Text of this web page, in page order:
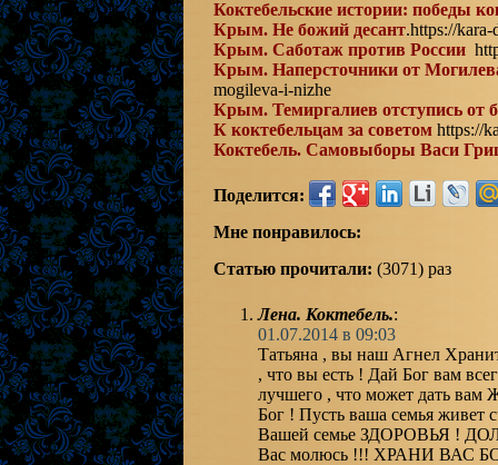
Коктебельские истории: победы
Крым. Не божий десант.https://
Крым. Саботаж против России
Крым. Наперсточники от
mogileva-i-nizhe
Крым. Темиргалиев отступись от
К коктебельцам за советомhttps://
Коктебель. Самовыборы Васи
Поделится:
Мне понравилось:
Статью прочитали: (3071) раз
Лена. Коктебель.:
01.07.2014 в 09:03
Татьяна , вы наш Агнел
, что вы есть ! Дай Бог вам
лучшего , что может дать вам
Бог ! Пусть ваша семья живет
Вашей семье ЗДОРОВЬЯ !
Вас молюсь !!! ХРАНИ ВАС